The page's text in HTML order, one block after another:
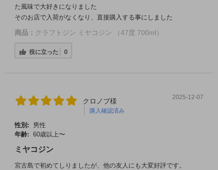
た風味で大好きになりました
そのお店で入荷がなくなり、直接購入する事にしました
商品： クラフトジン ミヤコジン （47度 700ml）
役に立った 0
クロノブ様
購入確認済み
2025-12-07
性別:
男性
年齢: 60歳以上〜
ミヤコジン
宮古島で初めてしりましたが、他の友人にも大変好評です。